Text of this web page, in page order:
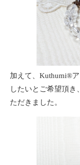
加えて、Kuthumi®️
したいとご希望頂
ただきました。